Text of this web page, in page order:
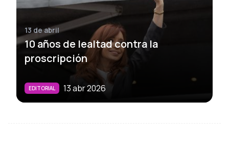
13 de abril
10 años de lealtad contra la
proscripción
EDITORIAL 13 abr 2026